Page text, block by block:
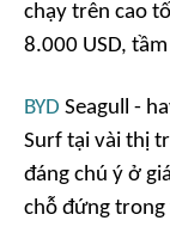
chạy trên cao
8.000 USD,
BYD Seagull -
Surf tại vài thị
đáng chú ý ở
chỗ đứng